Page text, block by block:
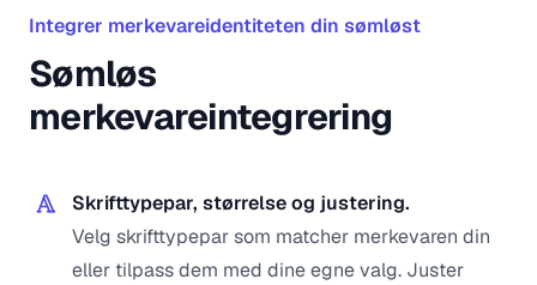
Integrer merkevareidentiteten din sømløst
Sømløs
merkevareintegrering
Skrifttypepar, størrelse og justering.
Velg skrifttypepar som matcher merkevaren din
eller tilpass dem med dine egne valg. Juster